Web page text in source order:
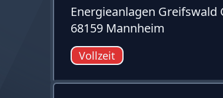
Energieanlagen Greifswald
68159 Mannheim
Vollzeit